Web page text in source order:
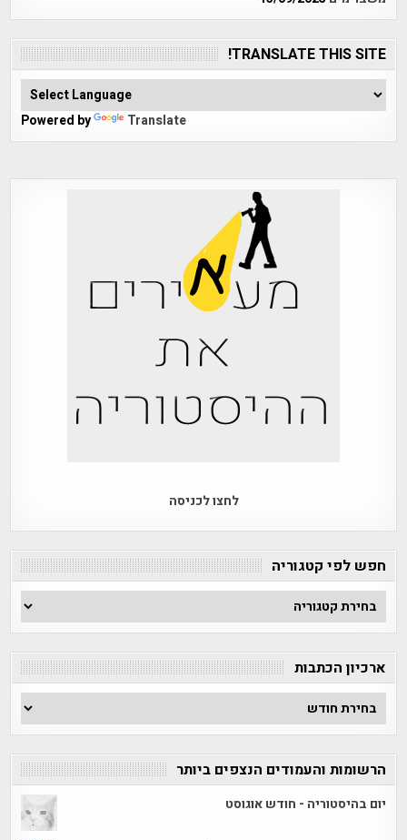
TRANSLATE THIS SITE!
Powered by Translate
לחצו לכניסה
חפש לפי קטגוריה
חפש
לפי
קטגוריה
ארכיון הכתבות
ארכיון
הכתבות
הרשומות והעמודים הנצפים ביותר
יום בהיסטוריה - חודש אוגוסט